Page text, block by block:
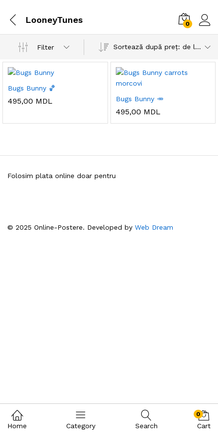
LooneyTunes 0
Filter Sortează după preț: de la mic la mare
Bugs Bunny 🏀
495,00 MDL Bugs Bunny 🥕
495,00 MDL
© 2025 Online-Postere. Developed by Web Dream
Folosim plata online doar pentru
Home Category Search
0
Cart